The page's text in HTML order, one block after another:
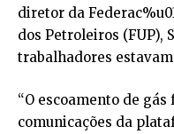
diretor da
dos Petroleiros (FUP),
trabalhadores
“O escoamento de
comunicações da